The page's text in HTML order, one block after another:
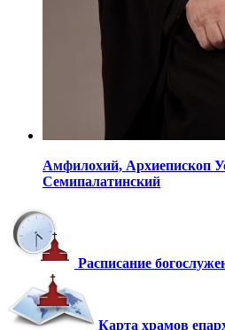
Амфилохий, Архиепископ
Семипалатинский
Расписание
Карта храмов